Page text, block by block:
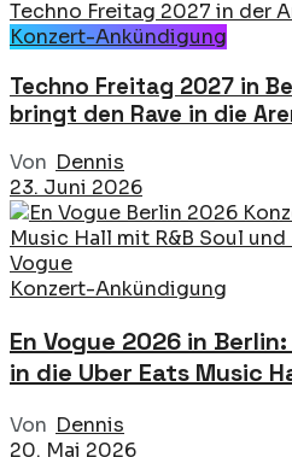
Konzert-Ankündigung
Techno Freitag 2027 in
bringt den Rave in die
Von Dennis
23. Juni 2026
Konzert-Ankündigung
En Vogue 2026 in
in die Uber Eats Music
Von Dennis
20. Mai 2026